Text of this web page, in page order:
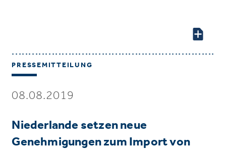
PRESSEMITTEILUNG
08.08.2019
Niederlande setzen neue
Genehmigungen zum Import von